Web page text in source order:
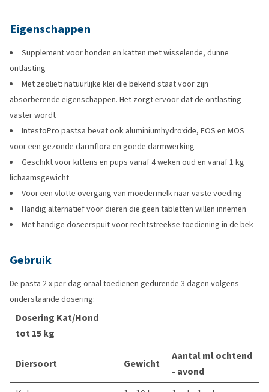
Eigenschappen
Supplement voor honden en katten met wisselende, dunne
ontlasting
Met zeoliet: natuurlijke klei die bekend staat voor zijn
absorberende eigenschappen. Het zorgt ervoor dat de ontlasting
vaster wordt
IntestoPro pastsa bevat ook aluminiumhydroxide, FOS en MOS
voor een gezonde darmflora en goede darmwerking
Geschikt voor kittens en pups vanaf 4 weken oud en vanaf 1 kg
lichaamsgewicht
Voor een vlotte overgang van moedermelk naar vaste voeding
Handig alternatief voor dieren die geen tabletten willen innemen
Met handige doseerspuit voor rechtstreekse toediening in de bek
Gebruik
De pasta 2 x per dag oraal toedienen gedurende 3 dagen volgens
onderstaande dosering:
Dosering Kat/Hond
tot 15 kg
Diersoort Gewicht
Aantal ml ochtend
- avond